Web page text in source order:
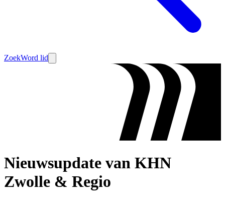
ZoekWord lid
Nieuwsupdate van KHN
Zwolle & Regio